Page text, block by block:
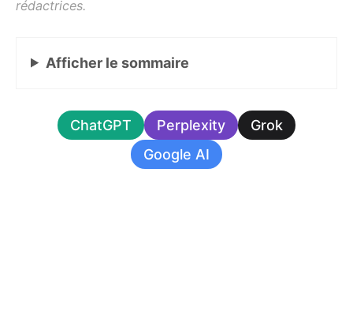
Afficher le sommaire
ChatGPT Perplexity
Grok
Google AI